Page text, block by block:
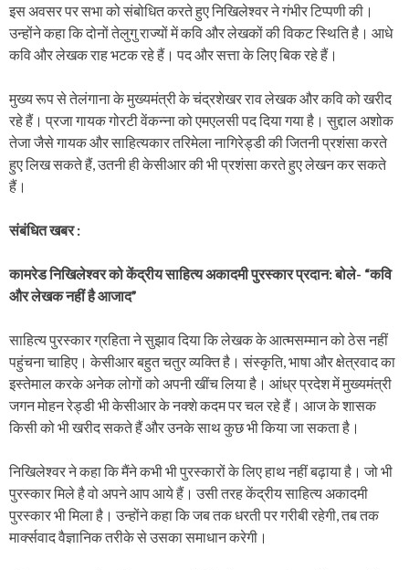
इस अवसर पर सभा को संबोधित करते हुए निखिलेश्वर ने गंभीर टिप्पणी की।
उन्होंने कहा कि दोनों तेलुगु राज्यों में कवि और लेखकों की विकट स्थिति है। आधे
कवि और लेखक राह भटक रहे हैं। पद और सत्ता के लिए बिक रहे हैं।
मुख्य रूप से तेलंगाना के मुख्यमंत्री के चंद्रशेखर राव लेखक और कवि को खरीद
रहे हैं। प्रजा गायक गोरटी वेंकन्ना को एमएलसी पद दिया गया है। सुद्दाल अशोक
तेजा जैसे गायक और साहित्यकार तरिमेला नागिरेड्डी की जितनी प्रशंसा करते
हुए लिख सकते हैं, उतनी ही केसीआर की भी प्रशंसा करते हुए लेखन कर सकते
हैं।
संबंधित खबर :
कामरेड निखिलेश्वर को केंद्रीय साहित्य अकादमी पुरस्कार प्रदान: बोले- “कवि
और लेखक नहीं है आजाद”
साहित्य पुरस्कार ग्रहिता ने सुझाव दिया कि लेखक के आत्मसम्मान को ठेस नहीं
पहुंचना चाहिए। केसीआर बहुत चतुर व्यक्ति है। संस्कृति, भाषा और क्षेत्रवाद का
इस्तेमाल करके अनेक लोगों को अपनी खींच लिया है। आंध्र प्रदेश में मुख्यमंत्री
जगन मोहन रेड्डी भी केसीआर के नक्शे कदम पर चल रहे हैं। आज के शासक
किसी को भी खरीद सकते हैं और उनके साथ कुछ भी किया जा सकता है।
निखिलेश्वर ने कहा कि मैंने कभी भी पुरस्कारों के लिए हाथ नहीं बढ़ाया है। जो भी
पुरस्कार मिले है वो अपने आप आये हैं। उसी तरह केंद्रीय साहित्य अकादमी
पुरस्कार भी मिला है। उन्होंने कहा कि जब तक धरती पर गरीबी रहेगी, तब तक
मार्क्सवाद वैज्ञानिक तरीके से उसका समाधान करेगी।